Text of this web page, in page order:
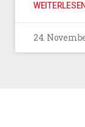
WEITERLESEN
24.